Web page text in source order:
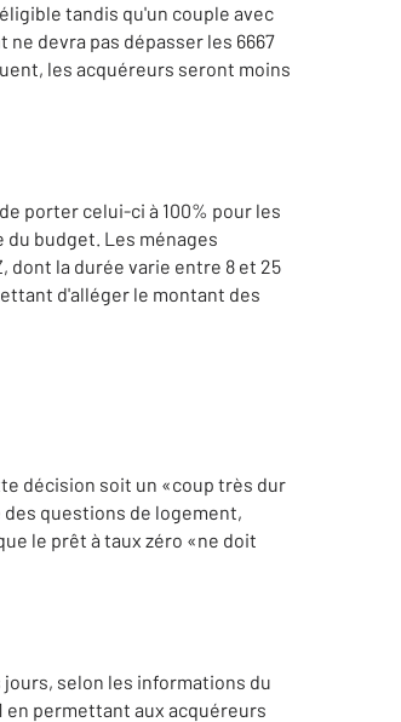
tandis qu'un couple avec
devra pas dépasser les 6667
les acquéreurs seront moins
porter celui-ci à 100% pour les
budget. Les ménages
dont la durée varie entre 8 et 25
d'alléger le montant des
décision soit un «coup très dur
questions de logement,
le prêt à taux zéro «ne doit
selon les informations du
en permettant aux acquéreurs